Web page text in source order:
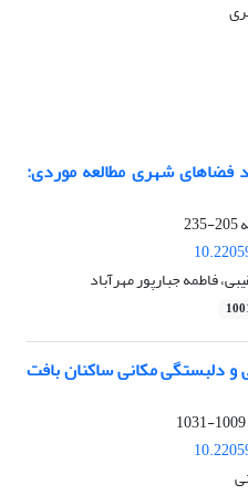
فضاهای شهری مطالعه موردی:
205-235
فاطمه جبارپور مهرآباد
و دلبستگی مکانی ساکنان بافت
1009-1031